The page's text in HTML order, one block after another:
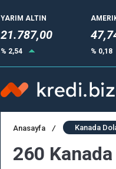
YARIM ALTIN
21.787,00
% 2,54 % 0,18
Anasayfa / Kanada
260 Kanada